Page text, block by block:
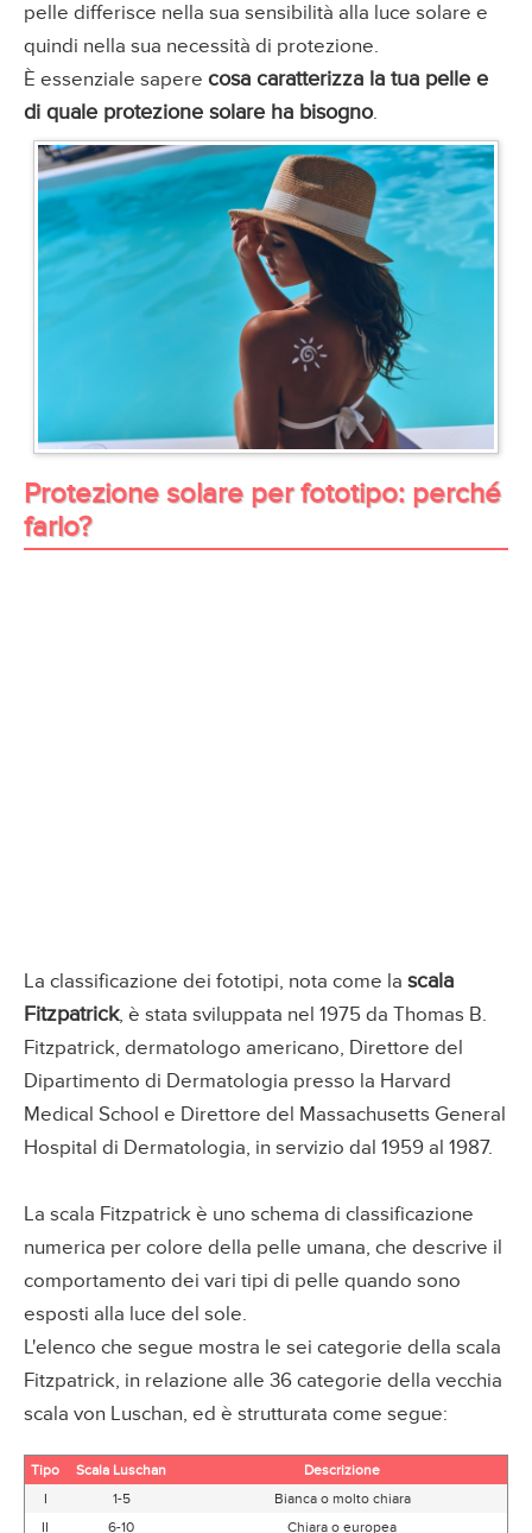
pelle differisce nella sua sensibilità alla luce solare e
quindi nella sua necessità di protezione.
È essenziale sapere cosa caratterizza la tua pelle e
di quale protezione solare ha bisogno.
Protezione solare per fototipo: perché
farlo?
La classificazione dei fototipi, nota come la scala
Fitzpatrick, è stata sviluppata nel 1975 da Thomas B.
Fitzpatrick, dermatologo americano, Direttore del
Dipartimento di Dermatologia presso la Harvard
Medical School e Direttore del Massachusetts General
Hospital di Dermatologia, in servizio dal 1959 al 1987.
La scala Fitzpatrick è uno schema di classificazione
numerica per colore della pelle umana, che descrive il
comportamento dei vari tipi di pelle quando sono
esposti alla luce del sole.
L'elenco che segue mostra le sei categorie della scala
Fitzpatrick, in relazione alle 36 categorie della vecchia
scala von Luschan, ed è strutturata come segue:
Tipo Scala Luschan
Descrizione
I
1-5
Bianca o molto chiara
II
6-10 Chiara o europea